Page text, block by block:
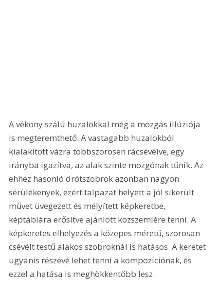
A vékony szálú huzalokkal még a mozgás illúziója
is megteremthető. A vastagabb huzalokból
kialakított vázra többszörösen rácsévélve, egy
irányba igazítva, az alak szinte mozgónak tűnik. Az
ehhez hasonló drótszobrok azonban nagyon
sérülékenyek, ezért talpazat helyett a jól sikerült
művet üvegezett és mélyített képkeretbe,
képtáblára erősítve ajánlott közszemlére tenni. A
képkeretes elhelyezés a közepes méretű, szorosan
csévélt testű alakos szobroknál is hatásos. A keretet
ugyanis részévé lehet tenni a kompozíciónak, és
ezzel a hatása is meghökkentőbb lesz.